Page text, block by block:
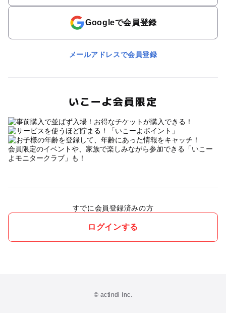
Googleで会員登録
メールアドレスで会員登録
いこーよ会員限定
会員限定のイベントや、家族で楽しみながら参加できる「いこー
よモニタークラブ」も！
すでに会員登録済みの方
ログインする
© actindi Inc.